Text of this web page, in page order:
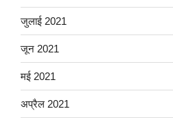
जुलाई 2021
जून 2021
मई 2021
अप्रैल 2021